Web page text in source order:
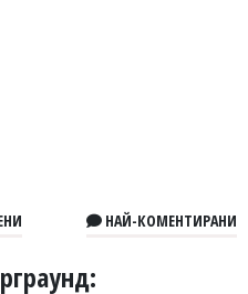
НАЙ-КОМЕНТИРАНИ